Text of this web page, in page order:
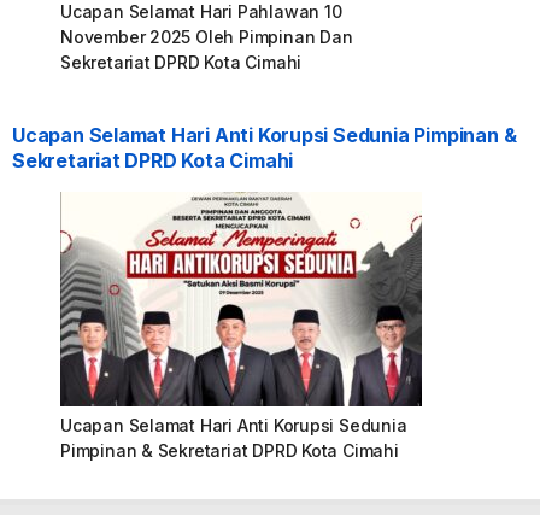
Ucapan Selamat Hari Pahlawan 10
November 2025 Oleh Pimpinan Dan
Sekretariat DPRD Kota Cimahi
Ucapan Selamat Hari Anti Korupsi Sedunia Pimpinan &
Sekretariat DPRD Kota Cimahi
Ucapan Selamat Hari Anti Korupsi Sedunia
Pimpinan & Sekretariat DPRD Kota Cimahi